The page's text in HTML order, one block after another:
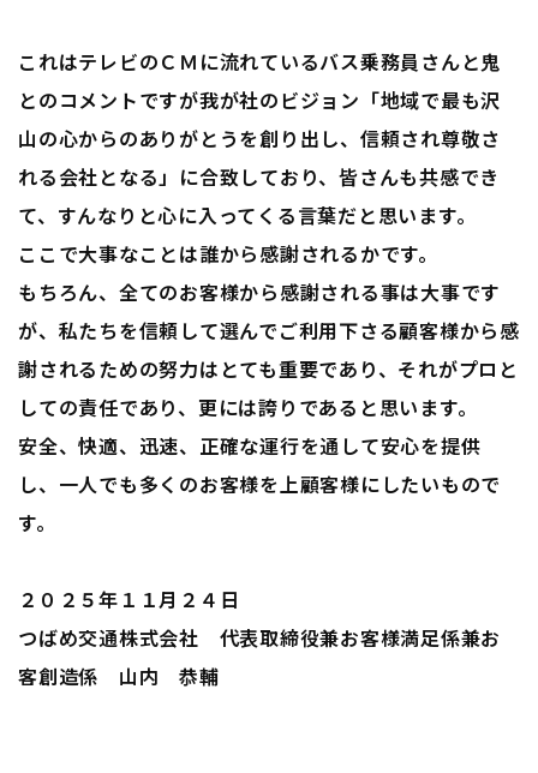
これはテレビのＣＭに流れているバス乗務員さんと鬼
とのコメントですが我が社のビジョン「地域で最も沢
山の心からのありがとうを創り出し、信頼され尊敬さ
れる会社となる」に合致しており、皆さんも共感でき
て、すんなりと心に入ってくる言葉だと思います。
ここで大事なことは誰から感謝されるかです。
もちろん、全てのお客様から感謝される事は大事です
が、私たちを信頼して選んでご利用下さる顧客様から感
謝されるための努力はとても重要であり、それがプロと
しての責任であり、更には誇りであると思います。
安全、快適、迅速、正確な運行を通して安心を提供
し、一人でも多くのお客様を上顧客様にしたいもので
す。
２０２５年１１月２４日
つばめ交通株式会社 代表取締役兼お客様満足係兼お
客創造係 山内 恭輔